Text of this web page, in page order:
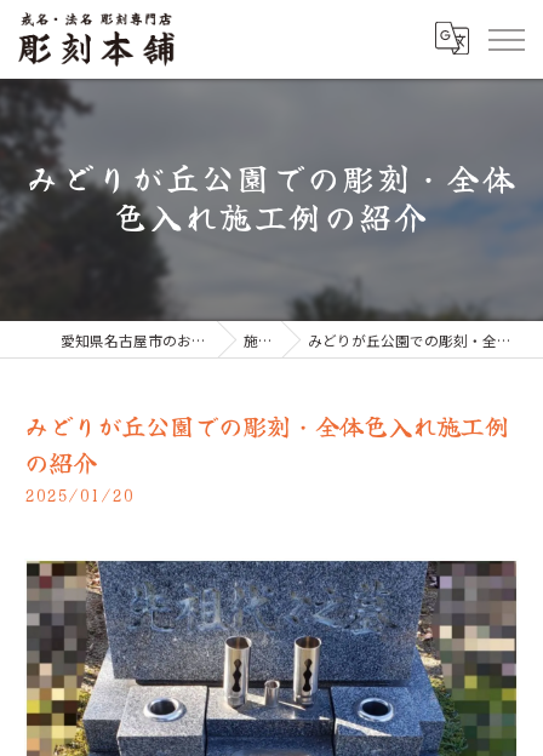
みどりが丘公園での彫刻・全体
色入れ施工例の紹介
愛知県名古屋市のお墓なら彫刻本舗 施工例 みどりが丘公園での彫刻・全体色入れ施工例の紹介
みどりが丘公園での彫刻・全体色入れ施工例
の紹介
2025/01/20